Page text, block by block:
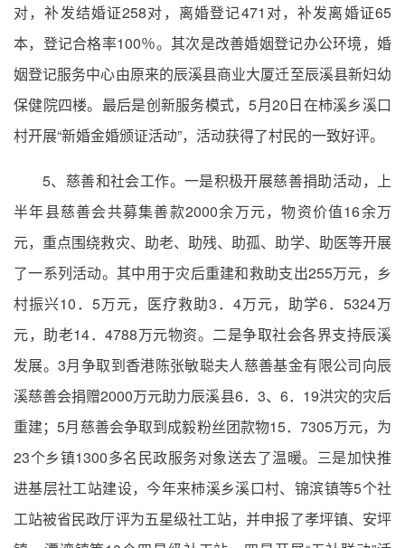
对，补发结婚证258对，离婚登记471对，补发离婚证65
本，登记合格率100％。其次是改善婚姻登记办公环境，婚
姻登记服务中心由原来的辰溪县商业大厦迁至辰溪县新妇幼
保健院四楼。最后是创新服务模式，5月20日在柿溪乡溪口
村开展“新婚金婚颁证活动”，活动获得了村民的一致好评。
5、慈善和社会工作。一是积极开展慈善捐助活动，上
半年县慈善会共募集善款2000余万元，物资价值16余万
元，重点围绕救灾、助老、助残、助孤、助学、助医等开展
了一系列活动。其中用于灾后重建和救助支出255万元，乡
村振兴10．5万元，医疗救助3．4万元，助学6．5324万
元，助老14．4788万元物资。二是争取社会各界支持辰溪
发展。3月争取到香港陈张敏聪夫人慈善基金有限公司向辰
溪慈善会捐赠2000万元助力辰溪县6．3、6．19洪灾的灾后
重建；5月慈善会争取到成毅粉丝团款物15．7305万元，为
23个乡镇1300多名民政服务对象送去了温暖。三是加快推
进基层社工站建设，今年来柿溪乡溪口村、锦滨镇等5个社
工站被省民政厅评为五星级社工站，并申报了孝坪镇、安坪